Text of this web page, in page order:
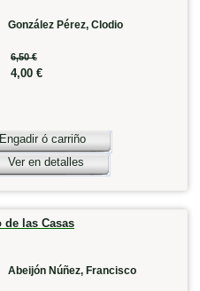
González Pérez, Clodio
6,50 €
4,00 €
Engadir ó carriño
Ver en detalles
de las Casas
Abeijón Núñez, Francisco